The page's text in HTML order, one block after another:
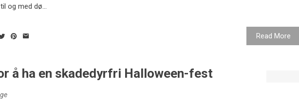
og med dø...
Read More
å ha en skadedyrfri Halloween-fest